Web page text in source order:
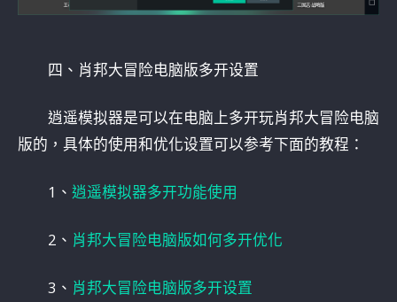
四、肖邦大冒险电脑版多开设置
逍遥模拟器是可以在电脑上多开玩肖邦大冒险电脑
版的，具体的使用和优化设置可以参考下面的教程：
1、 逍遥模拟器多开功能使用
2、 肖邦大冒险电脑版如何多开优化
3、 肖邦大冒险电脑版多开设置